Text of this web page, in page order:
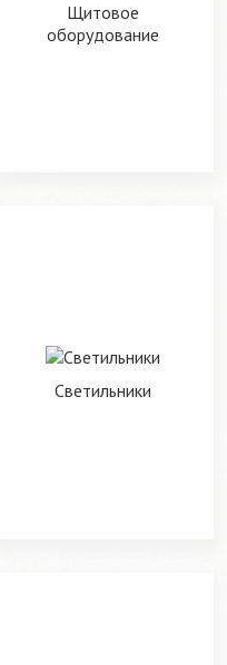
Щитовое
оборудование
Светильники